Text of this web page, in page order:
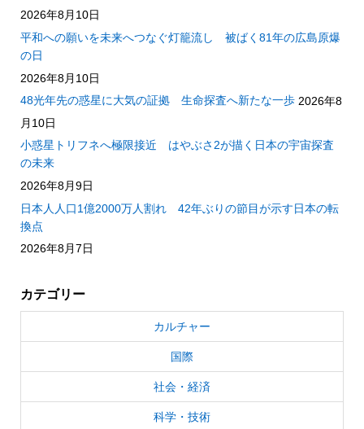
2026年8月10日
平和への願いを未来へつなぐ灯籠流し 被ばく81年の広島原爆
の日
2026年8月10日
48光年先の惑星に大気の証拠 生命探査へ新たな一歩 2026年8
月10日
小惑星トリフネへ極限接近 はやぶさ2が描く日本の宇宙探査
の未来
2026年8月9日
日本人人口1億2000万人割れ 42年ぶりの節目が示す日本の転
換点
2026年8月7日
カテゴリー
カルチャー
国際
社会・経済
科学・技術